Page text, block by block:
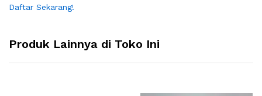
Daftar Sekarang!
Produk Lainnya di Toko Ini